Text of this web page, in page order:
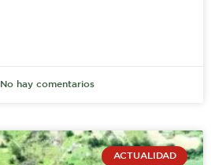
No hay comentarios
ACTUALIDAD